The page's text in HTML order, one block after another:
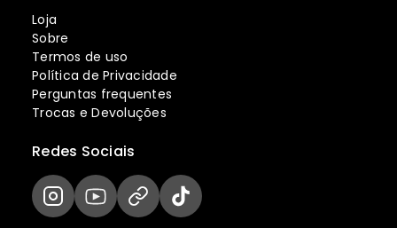
Loja
Sobre
Termos de uso
Política de Privacidade
Perguntas frequentes
Trocas e Devoluções
Redes Sociais